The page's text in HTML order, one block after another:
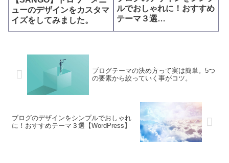
ューのデザインをカスタマ
イズをしてみました。
ルでおしゃれに！おすすめ
テーマ３選
ブログテーマの決め方って実は簡単。5つ
の要素から絞っていく事がコツ。
ブログのデザインをシンプルでおしゃれ
に！おすすめテーマ３選【WordPress】